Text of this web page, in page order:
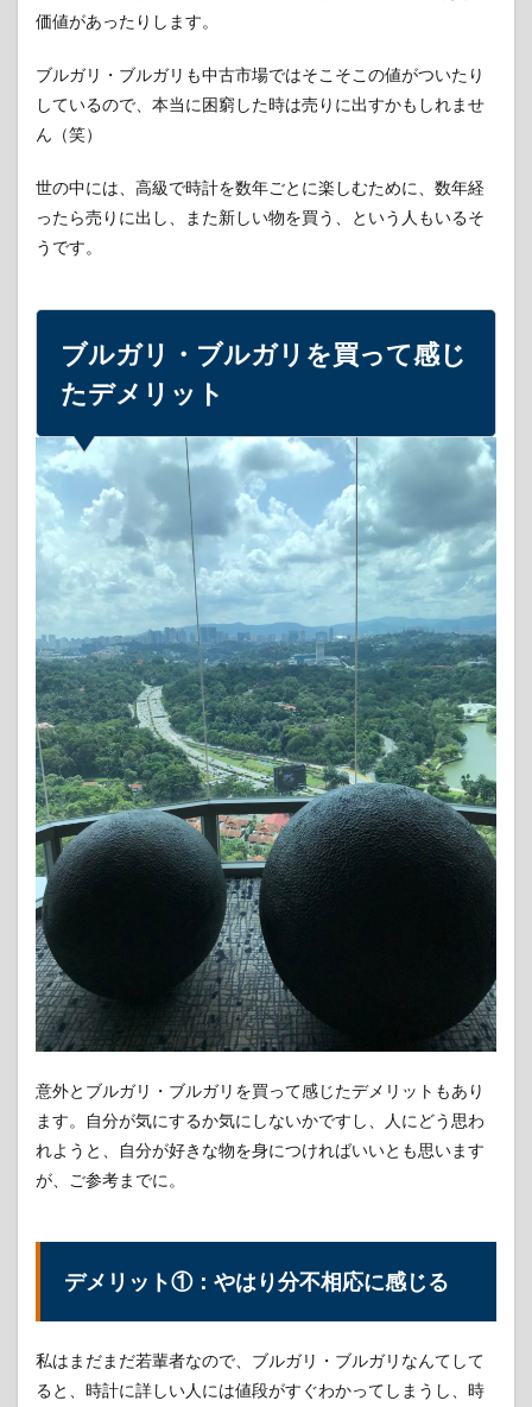
価値があったりします。
ブルガリ・ブルガリも中古市場ではそこそこの値がついたり
しているので、本当に困窮した時は売りに出すかもしれませ
ん（笑）
世の中には、高級で時計を数年ごとに楽しむために、数年経
ったら売りに出し、また新しい物を買う、という人もいるそ
うです。
ブルガリ・ブルガリを買って感じ
たデメリット
意外とブルガリ・ブルガリを買って感じたデメリットもあり
ます。自分が気にするか気にしないかですし、人にどう思わ
れようと、自分が好きな物を身につければいいとも思います
が、ご参考までに。
デメリット①：やはり分不相応に感じる
私はまだまだ若輩者なので、ブルガリ・ブルガリなんてして
ると、時計に詳しい人には値段がすぐわかってしまうし、時